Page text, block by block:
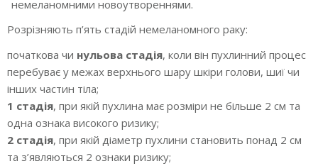
немеланомними новоутвореннями.
Розрізняють п’ять стадій немеланомного раку:
початкова чи нульова стадія, коли він пухлинний процес
перебуває у межах верхнього шару шкіри голови, шиї чи
інших частин тіла;
1 стадія, при якій пухлина має розміри не більше 2 см та
одна ознака високого ризику;
2 стадія, при якій діаметр пухлини становить понад 2 см
та з’являються 2 ознаки ризику;